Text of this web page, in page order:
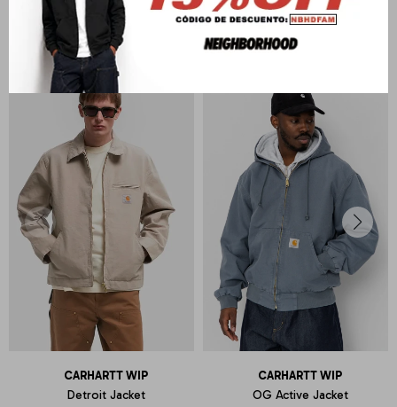
PRODUCTOS QUE TE PUEDEN INTERESAR
CARHARTT WIP
Detroit Jacket
CARHARTT WIP
OG Active Jacket